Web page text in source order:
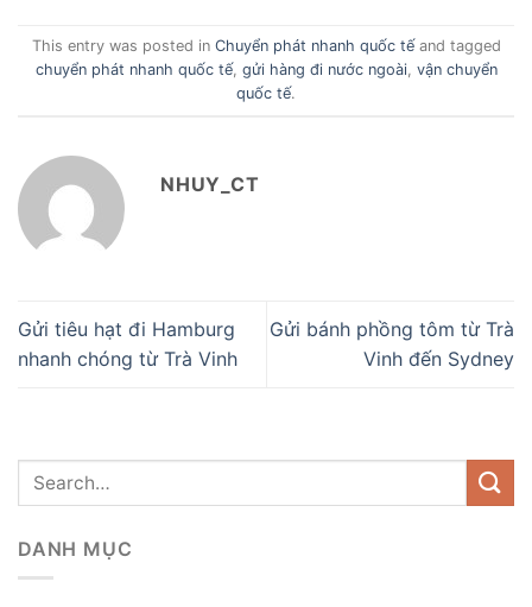
This entry was posted in Chuyển phát nhanh quốc tếand tagged
chuyển phát nhanh quốc tế, gửi hàng đi nước ngoài, vận chuyển
quốc tế.
NHUY_CT
Gửi tiêu hạt đi Hamburg
nhanh chóng từ Trà Vinh
Gửi bánh phồng tôm từ Trà
Vinh đến Sydney
DANH MỤC